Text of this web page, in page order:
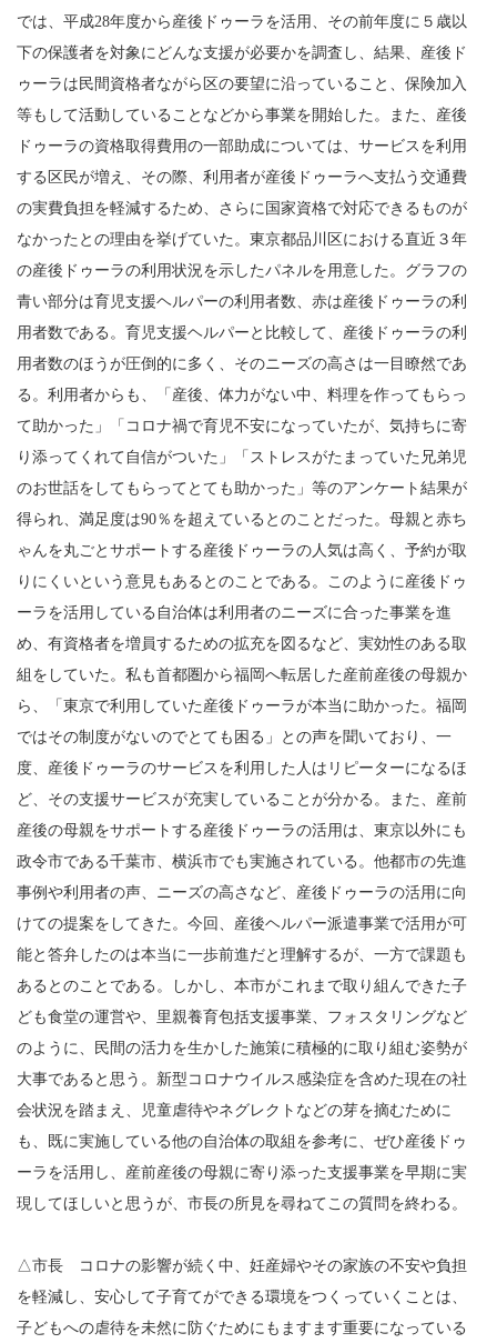
では、平成28年度から産後ドゥーラを活用、その前年度に５歳以
下の保護者を対象にどんな支援が必要かを調査し、結果、産後ド
ゥーラは民間資格者ながら区の要望に沿っていること、保険加入
等もして活動していることなどから事業を開始した。また、産後
ドゥーラの資格取得費用の一部助成については、サービスを利用
する区民が増え、その際、利用者が産後ドゥーラへ支払う交通費
の実費負担を軽減するため、さらに国家資格で対応できるものが
なかったとの理由を挙げていた。東京都品川区における直近３年
の産後ドゥーラの利用状況を示したパネルを用意した。グラフの
青い部分は育児支援ヘルパーの利用者数、赤は産後ドゥーラの利
用者数である。育児支援ヘルパーと比較して、産後ドゥーラの利
用者数のほうが圧倒的に多く、そのニーズの高さは一目瞭然であ
る。利用者からも、「産後、体力がない中、料理を作ってもらっ
て助かった」「コロナ禍で育児不安になっていたが、気持ちに寄
り添ってくれて自信がついた」「ストレスがたまっていた兄弟児
のお世話をしてもらってとても助かった」等のアンケート結果が
得られ、満足度は90％を超えているとのことだった。母親と赤ち
ゃんを丸ごとサポートする産後ドゥーラの人気は高く、予約が取
りにくいという意見もあるとのことである。このように産後ドゥ
ーラを活用している自治体は利用者のニーズに合った事業を進
め、有資格者を増員するための拡充を図るなど、実効性のある取
組をしていた。私も首都圏から福岡へ転居した産前産後の母親か
ら、「東京で利用していた産後ドゥーラが本当に助かった。福岡
ではその制度がないのでとても困る」との声を聞いており、一
度、産後ドゥーラのサービスを利用した人はリピーターになるほ
ど、その支援サービスが充実していることが分かる。また、産前
産後の母親をサポートする産後ドゥーラの活用は、東京以外にも
政令市である千葉市、横浜市でも実施されている。他都市の先進
事例や利用者の声、ニーズの高さなど、産後ドゥーラの活用に向
けての提案をしてきた。今回、産後ヘルパー派遣事業で活用が可
能と答弁したのは本当に一歩前進だと理解するが、一方で課題も
あるとのことである。しかし、本市がこれまで取り組んできた子
ども食堂の運営や、里親養育包括支援事業、フォスタリングなど
のように、民間の活力を生かした施策に積極的に取り組む姿勢が
大事であると思う。新型コロナウイルス感染症を含めた現在の社
会状況を踏まえ、児童虐待やネグレクトなどの芽を摘むために
も、既に実施している他の自治体の取組を参考に、ぜひ産後ドゥ
ーラを活用し、産前産後の母親に寄り添った支援事業を早期に実
現してほしいと思うが、市長の所見を尋ねてこの質問を終わる。
△市長 コロナの影響が続く中、妊産婦やその家族の不安や負担
を軽減し、安心して子育てができる環境をつくっていくことは、
子どもへの虐待を未然に防ぐためにもますます重要になっている